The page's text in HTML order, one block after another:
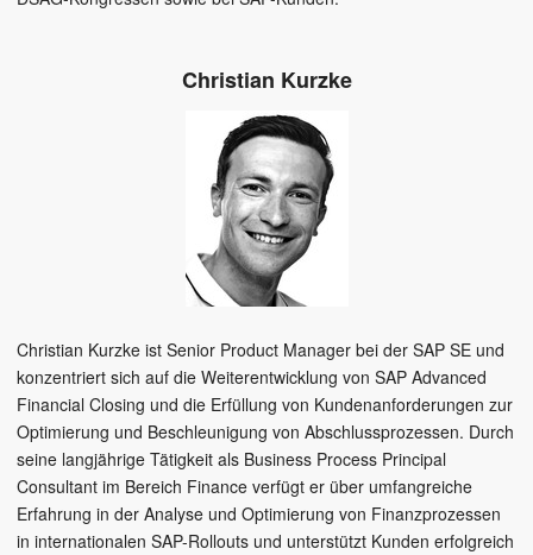
Christian Kurzke
Christian Kurzke ist Senior Product Manager bei der SAP SE und
konzentriert sich auf die Weiterentwicklung von SAP Advanced
Financial Closing und die Erfüllung von Kundenanforderungen zur
Optimierung und Beschleunigung von Abschlussprozessen. Durch
seine langjährige Tätigkeit als Business Process Principal
Consultant im Bereich Finance verfügt er über umfangreiche
Erfahrung in der Analyse und Optimierung von Finanzprozessen
in internationalen SAP-Rollouts und unterstützt Kunden erfolgreich